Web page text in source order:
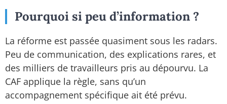
Pourquoi si peu d’information ?
La réforme est passée quasiment sous les radars.
Peu de communication, des explications rares, et
des milliers de travailleurs pris au dépourvu. La
CAF applique la règle, sans qu’un
accompagnement spécifique ait été prévu.